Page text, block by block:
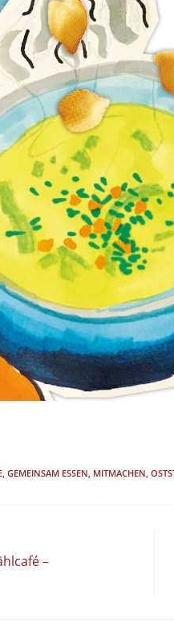
, GEMEINSAM ESSEN, MITMACHEN,
–